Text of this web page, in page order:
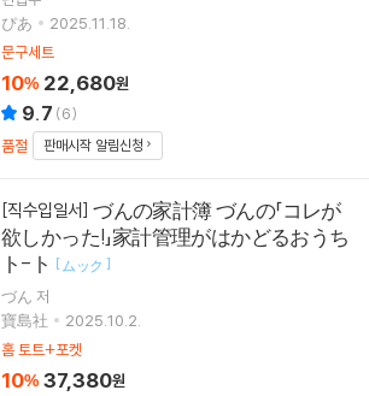
ぴあ
2025.11.18.
문구세트
10% 22,680원
9.7 (6)
품절
판매시작 알림신청
[직수입일서] づんの家計簿 づんの「コレが
欲しかった!」家計管理がはかどるおうち
ト-ト [ ムック ]
づん 저
寶島社
2025.10.2.
홈 토트+포켓
10% 37,380원